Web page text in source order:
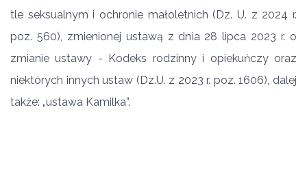
tle seksualnym i ochronie małoletnich (Dz. U. z 2024 r.
poz. 560), zmienionej ustawą z dnia 28 lipca 2023 r. o
zmianie ustawy - Kodeks rodzinny i opiekuńczy oraz
niektórych innych ustaw (Dz.U. z 2023 r. poz. 1606), dalej
także: „ustawa Kamilka”.